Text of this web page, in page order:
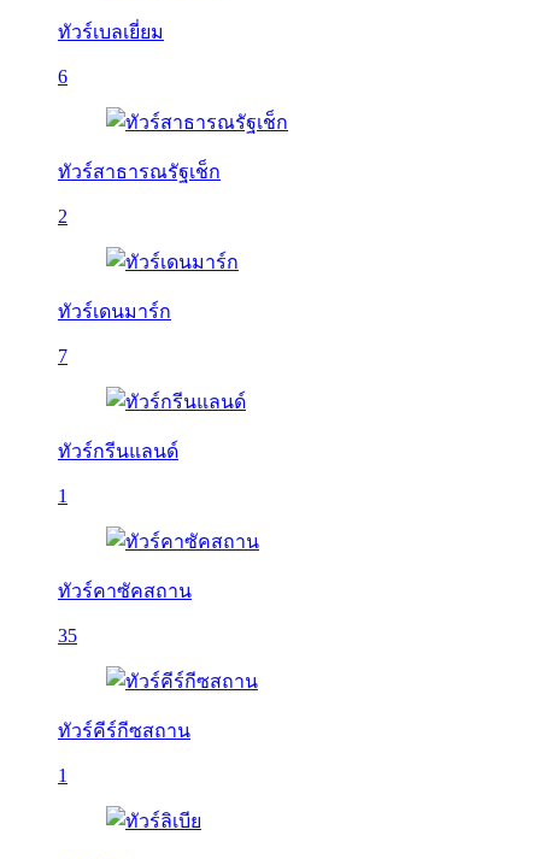
ทัวร์เบลเยี่ยม
6
ทัวร์สาธารณรัฐเช็ก
2
ทัวร์เดนมาร์ก
7
ทัวร์กรีนแลนด์
1
ทัวร์คาซัคสถาน
35
ทัวร์คีร์กีซสถาน
1